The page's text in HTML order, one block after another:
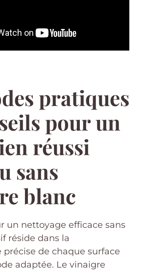
pratiques
pour un
réussi
sans
blanc
un nettoyage efficace sans
réside dans la
précise de chaque surface
adaptée. Le vinaigre